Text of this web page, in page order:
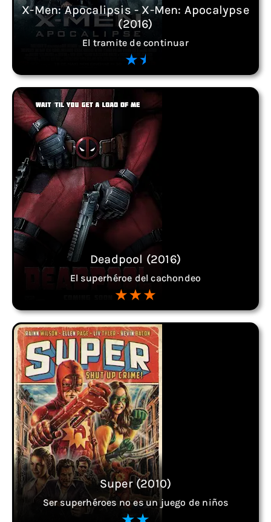
X-Men: Apocalipsis - X-Men: Apocalypse
(2016)
El tramite de continuar
Deadpool (2016)
El superhéroe del cachondeo
Super (2010)
Ser superhéroes no es un juego de niños